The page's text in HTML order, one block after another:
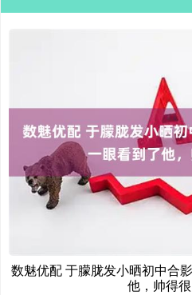
数魅优配 于朦胧发小晒初中合
他，帅得很